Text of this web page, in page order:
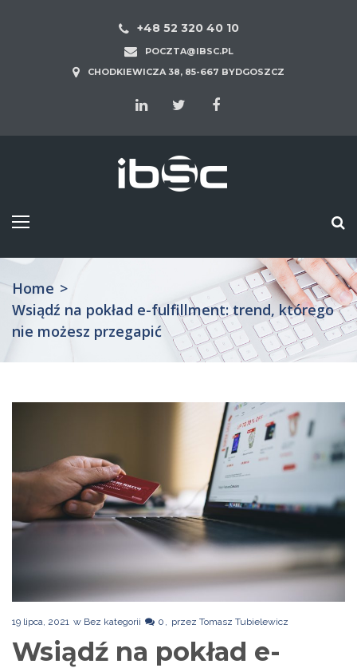
+48 52 320 40 10
POCZTA@IBSC.PL
CHODKIEWICZA 38, 85-667 BYDGOSZCZ
Home >
Wsiądź na pokład e-fulfillment: trend, którego
nie możesz przegapić
19 lipca, 2021 w Bez kategorii 0 przez Tomasz Tubielewicz
Wsiądź na pokład e-